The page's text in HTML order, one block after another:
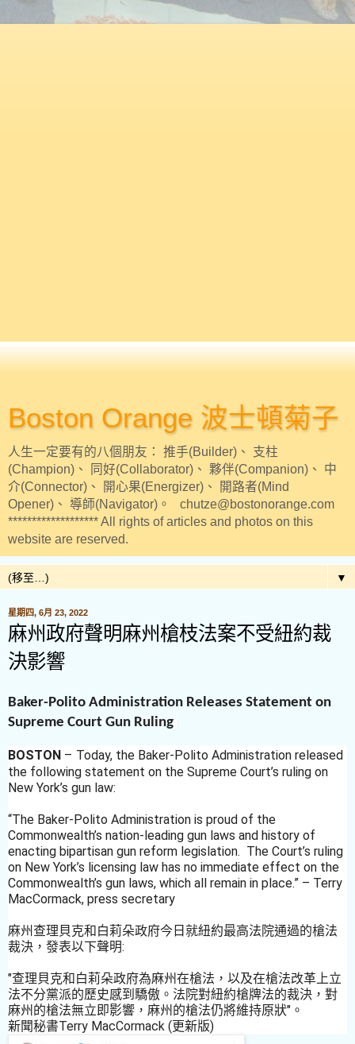
Boston Orange 波士頓菊子
人生一定要有的八個朋友： 推手(Builder)、 支柱
(Champion)、 同好(Collaborator)、 夥伴(Companion)、 中
介(Connector)、 開心果(Energizer)、 開路者(Mind
Opener)、 導師(Navigator)。 chutze@bostonorange.com
******************* All rights of articles and photos on this
website are reserved.
▼
星期四, 6月 23, 2022
麻州政府聲明麻州槍枝法案不受紐約裁
決影響
Baker-Polito Administration Releases Statement on
Supreme Court Gun Ruling
BOSTON – Today, the Baker-Polito Administration released
the following statement on the Supreme Court’s ruling on
New York’s gun law:
“The Baker-Polito Administration is proud of the
Commonwealth’s nation-leading gun laws and history of
enacting bipartisan gun reform legislation. The Court’s ruling
on New York’s licensing law has no immediate effect on the
Commonwealth’s gun laws, which all remain in place.” – Terry
MacCormack, press secretary
麻州 查理貝克和白莉朵政府今日就紐約最高法院通過的槍法
裁決，發表以下聲明:
"查理貝克和白莉朵政府為麻州在槍法，以及在槍法改革上立
法不分黨派的歷史感到驕傲。法院對紐約槍牌法的裁決，對
麻州的槍法無立即影響，麻州的槍法仍將維持原狀"。
新聞秘書Terry MacCormack (更新版)